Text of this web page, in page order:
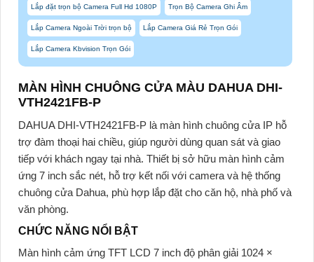
Lắp đặt trọn bộ Camera Full Hd 1080P Trọn Bộ Camera Ghi Âm
Lắp Camera Ngoài Trời trọn bộ Lắp Camera Giá Rẻ Trọn Gói
Lắp Camera Kbvision Trọn Gói
MÀN HÌNH CHUÔNG CỬA MÀU DAHUA DHI-
VTH2421FB-P
DAHUA DHI-VTH2421FB-P là màn hình chuông cửa IP hỗ
trợ đàm thoại hai chiều, giúp người dùng quan sát và giao
tiếp với khách ngay tại nhà. Thiết bị sở hữu màn hình cảm
ứng 7 inch sắc nét, hỗ trợ kết nối với camera và hệ thống
chuông cửa Dahua, phù hợp lắp đặt cho căn hộ, nhà phố và
văn phòng.
CHỨC NĂNG NỔI BẬT
Màn hình cảm ứng TFT LCD 7 inch độ phân giải 1024 ×